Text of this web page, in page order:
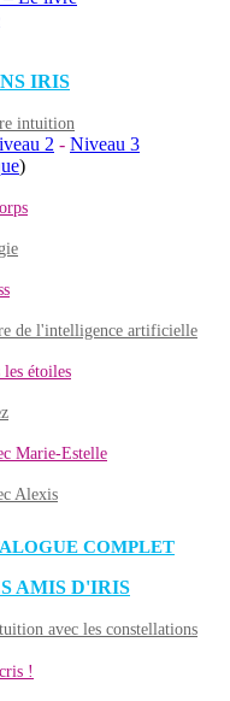
IRIS
intuition
2 - Niveau 3
)
de l'intelligence artificielle
étoiles
Marie-Estelle
Alexis
COMPLET
AMIS D'IRIS
avec les constellations
!